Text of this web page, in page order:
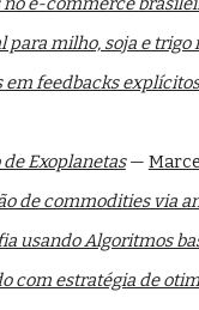
milho, soja e trigo
em feedbacks explícitos
Exoplanetas—
de commodities via
usando Algoritmos
com estratégia de